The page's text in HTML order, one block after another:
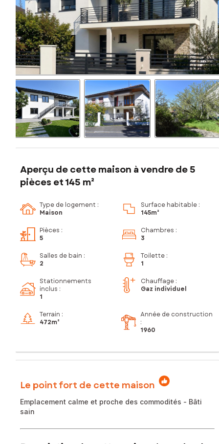
Aperçu de cette maison à vendre de 5
pièces et 145 m²
Type de logement :
Maison
Surface habitable :
145m²
Pièces :
5
Chambres :
3
Salles de bain :
2
Toilette :
1
Stationnements
inclus :
1
Chauffage :
Gaz individuel
Terrain :
472m²
Année de construction
:
1960
Le point fort de cette maison
Emplacement calme et proche des commodités - Bâti
sain